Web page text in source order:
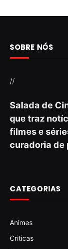
SOBRE NÓS
//
Salada de
que traz
filmes e
curadoria de
CATEGORIAS
Animes
Criticas